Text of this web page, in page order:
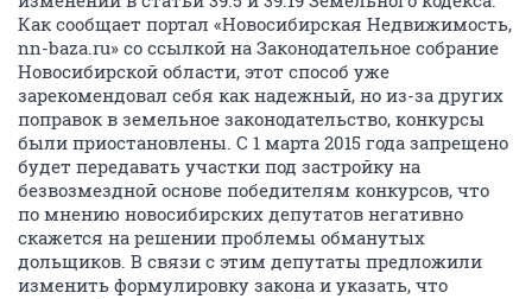
V
vtv19
veteran
04 февраля 2015 Kemerovskij54
я еще очень давно говорил как выводят активы, не
кто неверил
ОТВЕТИТЬ
vtv19